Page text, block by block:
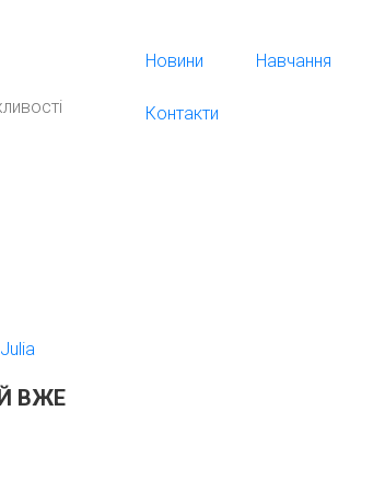
Новини Навчання
Контакти
ВЖЕ